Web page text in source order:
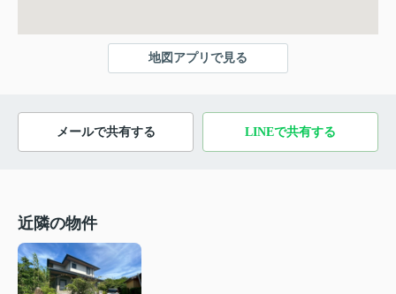
地図アプリで見る
メールで共有する LINEで共有する
近隣の物件